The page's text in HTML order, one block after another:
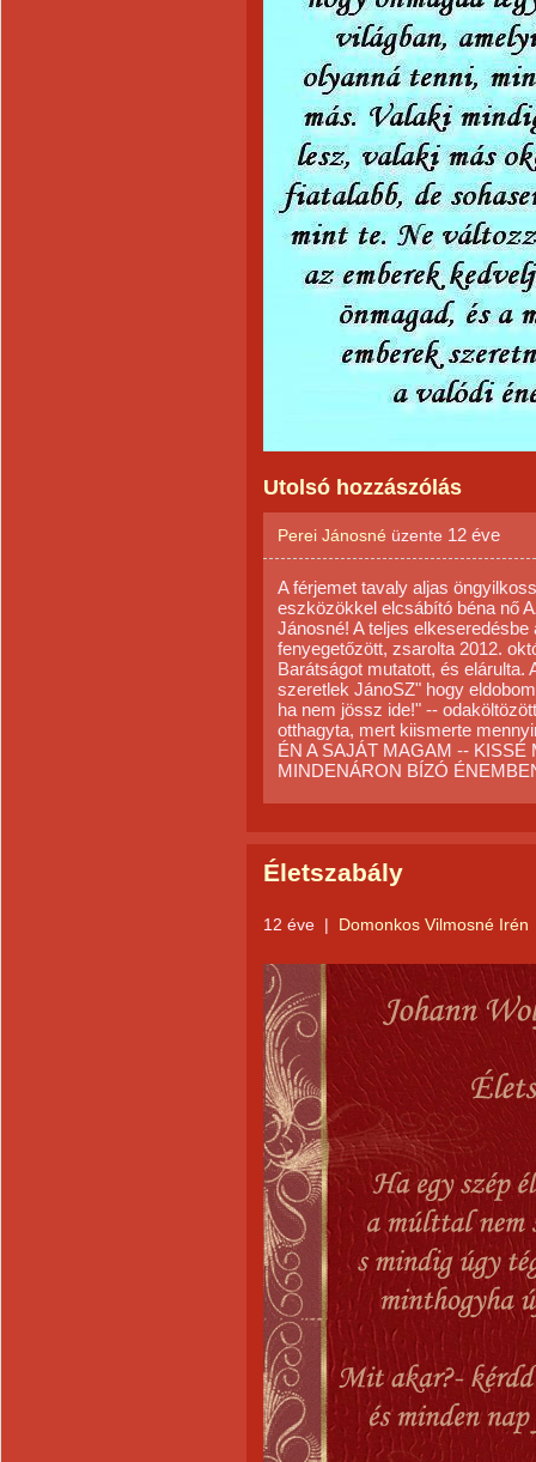
Utolsó hozzászólás
Perei Jánosné üzente 12 éve
A férjemet tavaly aljas
eszközökkel elcsábító béna nő
Jánosné! A teljes
fenyegetőzött, zsarolta 2012.
Barátságot mutatott, és elárulta.
szeretlek JánoSZ" hogy
ha nem jössz ide!" --
otthagyta, mert kiismerte
ÉN A SAJÁT MAGAM -- KISSÉ
MINDENÁRON BÍZÓ
Életszabály
12 éve | Domonkos Vilmosné Irén